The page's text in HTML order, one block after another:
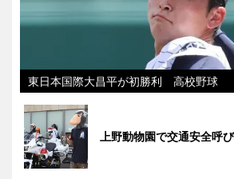
東日本国際大昌平が初勝利 高校野球
上野動物園で交通安全呼